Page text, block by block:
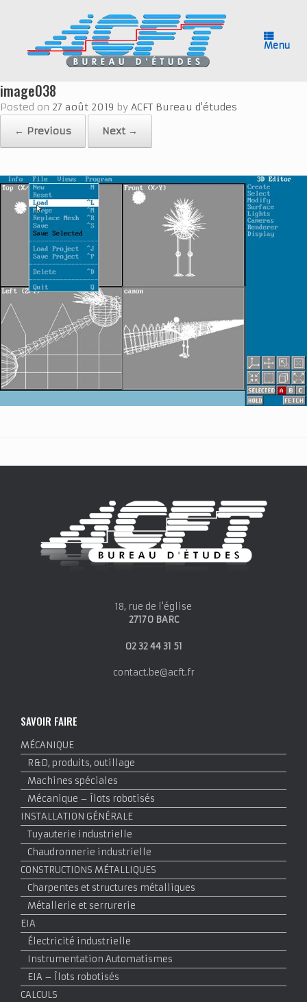
Menu
image038
Posted on 27 août 2019 by ACFT Bureau d'études
← Previous
Next →
18, rue de l'église
27170 BARC
02 32 44 31 51
contact.be@acft.fr
SAVOIR FAIRE
MÉCANIQUE
R&D, produits, outillage
Machines spéciales
Mécanique – Îlots robotisés
INSTALLATION GÉNÉRALE
Tuyauterie industrielle
Chaudronnerie industrielle
CONSTRUCTIONS MÉTALLIQUES
Charpentes et structures métalliques
Métallerie et serrurerie
EIA
Électricité industrielle
Instrumentation Automatismes
EIA – Îlots robotisés
CALCULS